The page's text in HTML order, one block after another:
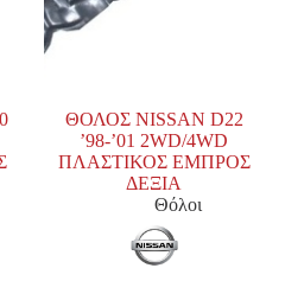
ΘΟΛΟΣ NISSAN D22
’98-’01 2WD/4WD
ΠΛΑΣΤΙΚΟΣ ΕΜΠΡΟΣ
ΔΕΞΙΑ
Θόλοι